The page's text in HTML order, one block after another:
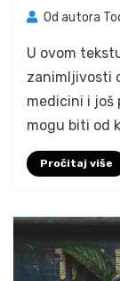
Od autora
U ovom
zanimljivosti
medicini i još
mogu biti od
Pročitaj više